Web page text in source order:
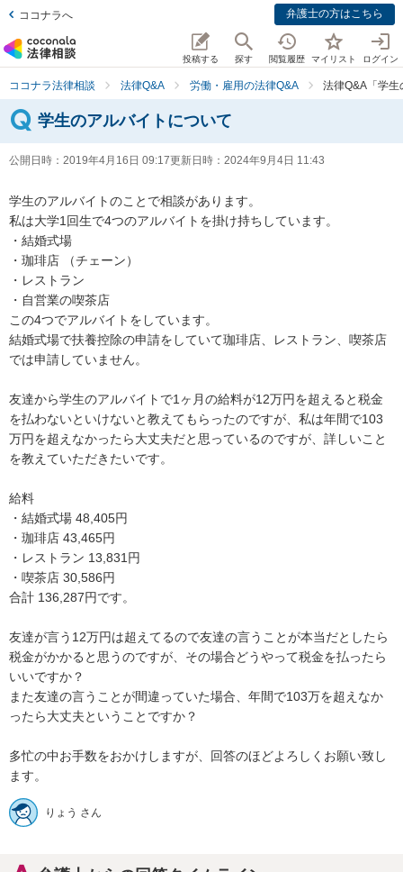
ココナラへ 弁護士の方はこちら
投稿する 探す 閲覧履歴 マイリスト ログイン
ココナラ法律相談 法律Q&A 労働・雇用の法律Q&A 法律Q&A「学
学生のアルバイトについて
公開日時： 2019年4月16日 09:17更新日時： 2024年9月4日 11:43
学生のアルバイトのことで相談があります。
私は大学1回生で4つのアルバイトを掛け持ちしています。
・結婚式場
・珈琲店 （チェーン）
・レストラン
・自営業の喫茶店
この4つでアルバイトをしています。
結婚式場で扶養控除の申請をしていて珈琲店、レストラン、喫茶店
では申請していません。
友達から学生のアルバイトで1ヶ月の給料が12万円を超えると税金
を払わないといけないと教えてもらったのですが、私は年間で103
万円を超えなかったら大丈夫だと思っているのですが、詳しいこと
を教えていただきたいです。
給料
・結婚式場 48,405円
・珈琲店 43,465円
・レストラン 13,831円
・喫茶店 30,586円
合計 136,287円です。
友達が言う12万円は超えてるので友達の言うことが本当だとしたら
税金がかかると思うのですが、その場合どうやって税金を払ったら
いいですか？
また友達の言うことが間違っていた場合、年間で103万を超えなか
ったら大丈夫ということですか？
多忙の中お手数をおかけしますが、回答のほどよろしくお願い致し
ます。
りょう さん